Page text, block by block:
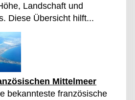
Landschaft und
Diese Übersicht hilft...
Mittelmeer
bekannteste französische